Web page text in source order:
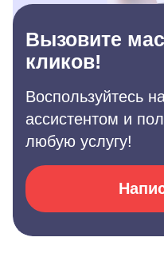
Вызовите
кликов!
Воспользуйтесь
ассистентом и
любую услугу!